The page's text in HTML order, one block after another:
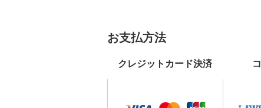
お支払方法
クレジットカード決済